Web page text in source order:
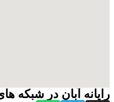
رایانه آبان در شبکه